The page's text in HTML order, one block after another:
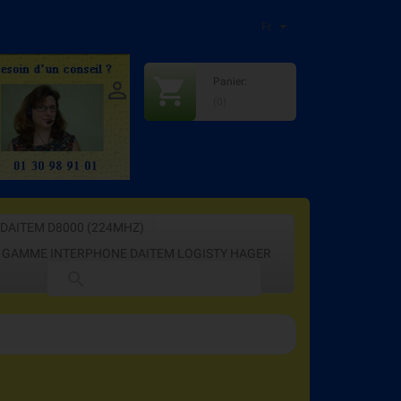
shopping_cart
Panier:

+33609815416
DAITEM D8000 (224MHZ)
GAMME INTERPHONE DAITEM LOGISTY HAGER